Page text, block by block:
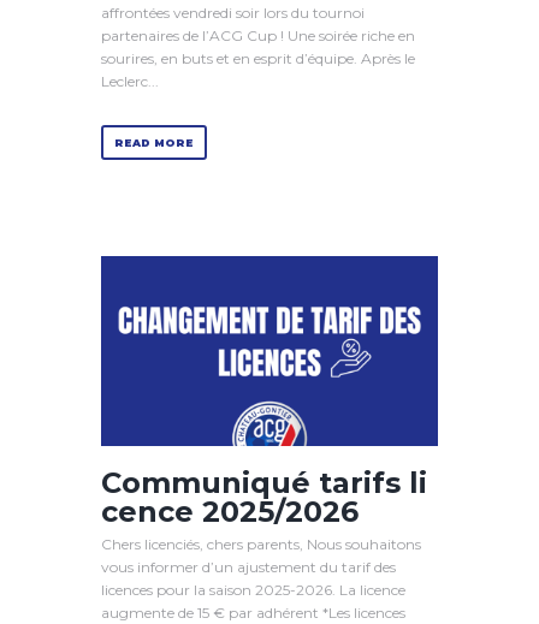
affrontées vendredi soir lors du tournoi
partenaires de l’ACG Cup ! Une soirée riche en
sourires, en buts et en esprit d’équipe. Après le
Leclerc...
READ MORE
Communiqué tarifs li
cence 2025/2026
Chers licenciés, chers parents, Nous souhaitons
vous informer d’un ajustement du tarif des
licences pour la saison 2025-2026. La licence
augmente de 15 € par adhérent *Les licences